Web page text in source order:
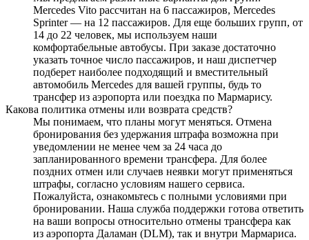
Mercedes Vito рассчитан на 6 пассажиров, Mercedes
Sprinter — на 12 пассажиров. Для еще больших групп, от
14 до 22 человек, мы используем наши
комфортабельные автобусы. При заказе достаточно
указать точное число пассажиров, и наш диспетчер
подберет наиболее подходящий и вместительный
автомобиль Mercedes для вашей группы, будь то
трансфер из аэропорта или поездка по Мармарису.
Какова политика отмены или возврата средств?
Мы понимаем, что планы могут меняться. Отмена
бронирования без удержания штрафа возможна при
уведомлении не менее чем за 24 часа до
запланированного времени трансфера. Для более
поздних отмен или случаев неявки могут применяться
штрафы, согласно условиям нашего сервиса.
Пожалуйста, ознакомьтесь с полными условиями при
бронировании. Наша служба поддержки готова ответить
на ваши вопросы относительно отмены трансфера как
из аэропорта Даламан (DLM), так и внутри Мармариса.